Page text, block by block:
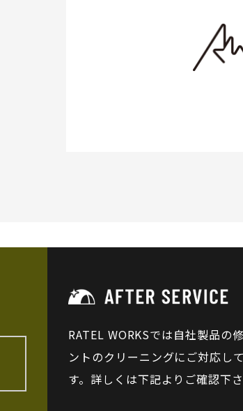
RATEL WORKSでは自社製品の
ントのクリーニングにご対応し
す。詳しくは下記よりご確認下さ